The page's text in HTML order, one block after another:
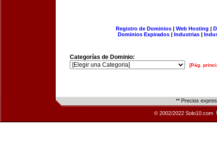
Registro de Dominios| Web Hosting |
Dominios Expirados | Industrias |
Categorías de Dominio:
[Pág.
** Precios
© 2002/2022 Solo10.com